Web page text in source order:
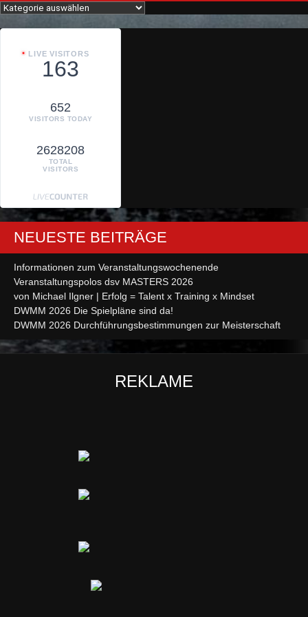
Kategorien
LIVE VISITORS
163
652
VISITORS TODAY
2628208
TOTAL
VISITORS
NEUESTE BEITRÄGE
Informationen zum Veranstaltungswochenende
Veranstaltungspolos dsv MASTERS 2026
von Michael Ilgner | Erfolg = Talent x Training x Mindset
DWMM 2026 Die Spielpläne sind da!
DWMM 2026 Durchführungsbestimmungen zur Meisterschaft
REKLAME